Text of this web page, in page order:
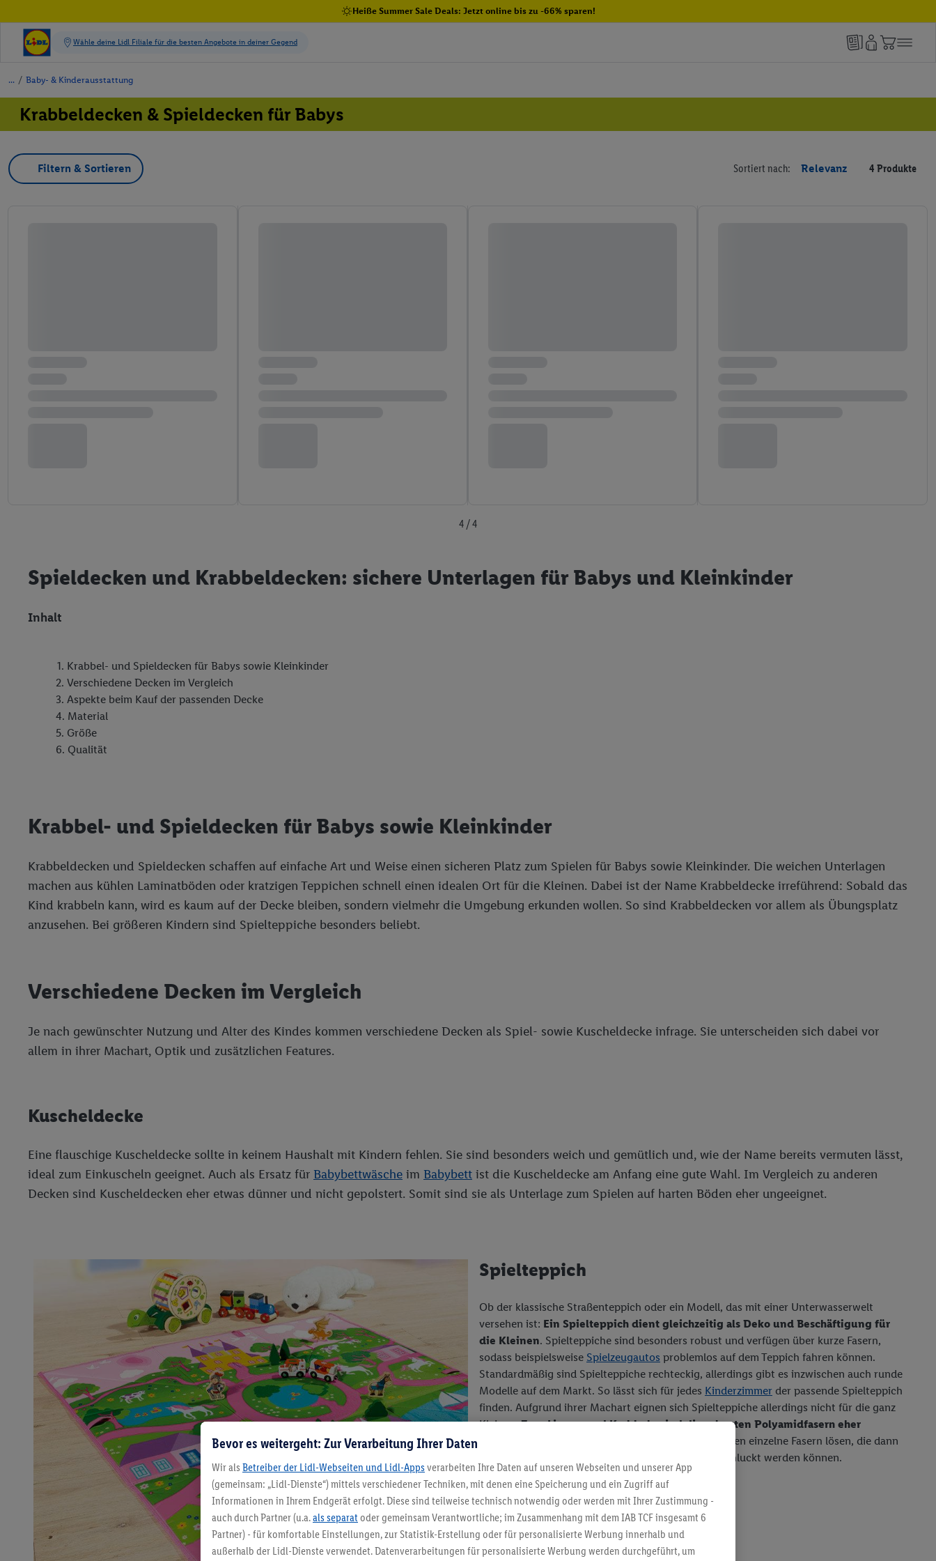
Heiße Summer Sale Deals: Jetzt online bis zu -66% sparen!
/ Baby- & Kinderausstattung
Krabbeldecken & Spieldecken für Babys
Filtern & Sortieren Sortiert nach: Relevanz 4 Produkte
4 / 4
Spieldecken und Krabbeldecken: sichere Unterlagen für Babys und Kleinkinder
Inhalt
Krabbel- und Spieldecken für Babys sowie Kleinkinder
Verschiedene Decken im Vergleich
Aspekte beim Kauf der passenden Decke
Material
Größe
Qualität
Krabbel- und Spieldecken für Babys sowie Kleinkinder
Krabbeldecken und Spieldecken schaffen auf einfache Art und Weise einen sicheren Platz zum Spielen für Babys sowie Kleinkinder. Die weichen Unterlagen
machen aus kühlen Laminatböden oder kratzigen Teppichen schnell einen idealen Ort für die Kleinen. Dabei ist der Name Krabbeldecke irreführend: Sobald das
Kind krabbeln kann, wird es kaum auf der Decke bleiben, sondern vielmehr die Umgebung erkunden wollen. So sind Krabbeldecken vor allem als Übungsplatz
anzusehen. Bei größeren Kindern sind Spielteppiche besonders beliebt.
Verschiedene Decken im Vergleich
Je nach gewünschter Nutzung und Alter des Kindes kommen verschiedene Decken als Spiel- sowie Kuscheldecke infrage. Sie unterscheiden sich dabei vor
allem in ihrer Machart, Optik und zusätzlichen Features.
Kuscheldecke
Eine flauschige Kuscheldecke sollte in keinem Haushalt mit Kindern fehlen. Sie sind besonders weich und gemütlich und, wie der Name bereits vermuten lässt,
ideal zum Einkuscheln geeignet. Auch als Ersatz für Babybettwäsche im Babybett ist die Kuscheldecke am Anfang eine gute Wahl. Im Vergleich zu anderen
Decken sind Kuscheldecken eher etwas dünner und nicht gepolstert. Somit sind sie als Unterlage zum Spielen auf harten Böden eher ungeeignet.
Spielteppich
Ob der klassische Straßenteppich oder ein Modell, das mit einer Unterwasserwelt
versehen ist: Ein Spielteppich dient gleichzeitig als Deko und Beschäftigung für
die Kleinen. Spielteppiche sind besonders robust und verfügen über kurze Fasern,
sodass beispielsweise Spielzeugautos problemlos auf dem Teppich fahren können.
Standardmäßig sind Spielteppiche rechteckig, allerdings gibt es inzwischen auch runde
Modelle auf dem Markt. So lässt sich für jedes Kinderzimmer der passende Spielteppich
finden. Aufgrund ihrer Machart eignen sich Spielteppiche allerdings nicht für die ganz
Kleinen:Zum Liegen und Krabbeln sind die robusten Polyamidfasern eher
. Zudem können sich in den ersten Tagen einzelne Fasern lösen, die dann
von den Kindern in den Mund genommen und verschluckt werden können.
Bevor es weitergeht: Zur Verarbeitung Ihrer Daten
Wir als Betreiber der Lidl-Webseiten und Lidl-Apps verarbeiten Ihre Daten auf unseren Webseiten und unserer App
(gemeinsam: „Lidl-Dienste“) mittels verschiedener Techniken, mit denen eine Speicherung und ein Zugriff auf
Informationen in Ihrem Endgerät erfolgt. Diese sind teilweise technisch notwendig oder werden mit Ihrer Zustimmung -
auch durch Partner (u.a.als separat oder gemeinsam Verantwortliche; im Zusammenhang mit dem IAB TCF insgesamt 6
Partner) - für komfortable Einstellungen, zur Statistik-Erstellung oder für personalisierte Werbung innerhalb und
außerhalb der Lidl-Dienste verwendet. Datenverarbeitungen für personalisierte Werbung werden durchgeführt, um